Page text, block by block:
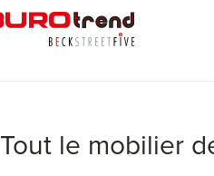
Tout le mobilier